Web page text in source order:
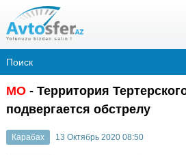
МО - Территория
подвергается обстрелу
Карабах 13 Октябрь 2020 08:50